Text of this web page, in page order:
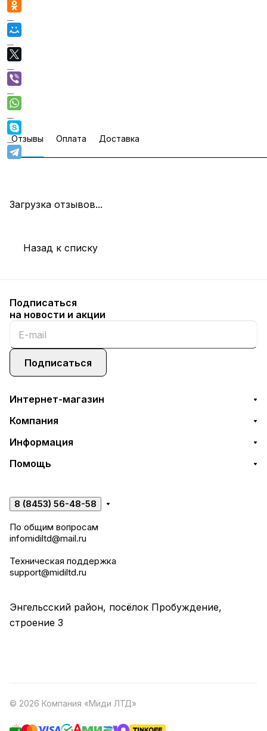
Отзывы Оплата Доставка
Загрузка отзывов...
Назад к списку
Подписаться
на новости и акции
Подписаться
Интернет-магазин
Компания
Информация
Помощь
8 (8453) 56-48-58
По общим вопросам
infomidiltd@mail.ru
Техническая поддержка
support@midiltd.ru
Энгельсский район, посёлок Пробуждение,
строение 3
© 2026 Компания «Миди ЛТД»